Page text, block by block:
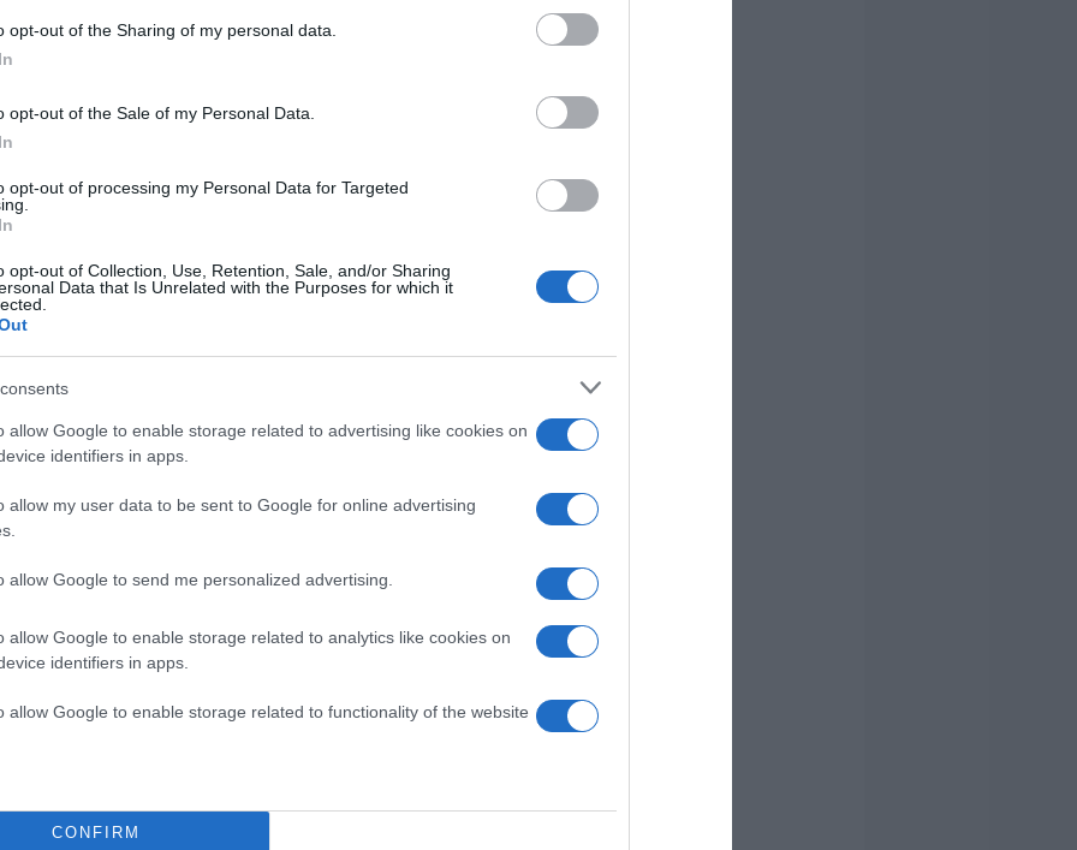
opt-out of the Sharing of my personal data.
opt-out of the Sale of my Personal Data.
opt-out of processing my Personal Data for Targeted
opt-out of Collection, Use, Retention, Sale, and/or Sharing
Data that Is Unrelated with the Purposes for which it
allow Google to enable storage related to advertising like cookies on
identifiers in apps.
allow my user data to be sent to Google for online advertising
allow Google to send me personalized advertising.
allow Google to enable storage related to analytics like cookies on
identifiers in apps.
allow Google to enable storage related to functionality of the website
CONFIRM
első benyomás kialakításánál elengedhetetlenül
tedd magad emlékezetessé. Ha bizonytalan vagy
csak keress rá az interneten, és csekkold. Ma
már nem is beszélve, hogy akaratlanul is
vadidegennek, aki emiatt esélyt sem fog adni
is egy jó első levél, mutatunk egy példát!
amit magadról írtál a bemutatkozásodban.
a szabadulószobás játékok. Nekem úgy tűnik, hogy
Trónok harca, a legjobb! Neked melyik a
van egy kutyád. Hogy hívják? Én is szeretem őket,
Korábban volt egy vizslám.
szeretnélek közelebbről is megismerni, remélem
napot!
is válaszolnál egy ilyen levélre, biztosak vagyunk
és túraimádó örömmel írna vissza.
jussanak eszedbe a fenti tippek. Hamarosan
olyan nehéz.